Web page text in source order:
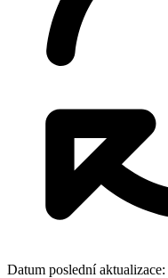
Datum poslední aktualizace: